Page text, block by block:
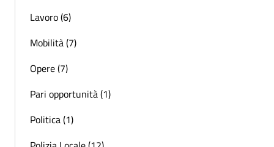
Lavoro (6)
Mobilità (7)
Opere (7)
Pari opportunità (1)
Politica (1)